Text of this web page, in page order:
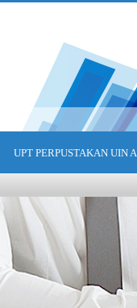
UPT PERPUSTAKAN UIN